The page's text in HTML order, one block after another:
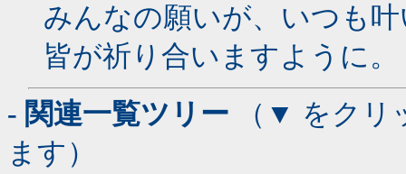
みんなの願いが、いつも
皆が祈り合いますように。
- 関連一覧ツリー （▼ をクリ
ます）